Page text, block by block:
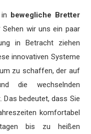
bewegliche Bretter
wir uns ein paar
in Betracht ziehen
innovativen Systeme
zu schaffen, der auf
die wechselnden
Das bedeutet, dass Sie
komfortabel
bis zu heißen